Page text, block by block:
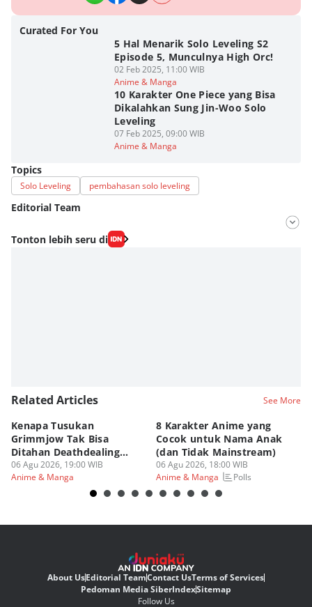
Curated For You
5 Hal Menarik Solo Leveling S2
Episode 5, Munculnya High Orc!
02 Feb 2025, 11:00 WIB
Anime & Manga
10 Karakter One Piece yang Bisa
Dikalahkan Sung Jin-Woo Solo
Leveling
07 Feb 2025, 09:00 WIB
Anime & Manga
Topics
Solo Leveling pembahasan solo leveling
Editorial Team
Editor
Fahrul Razi Uni Nurullah
Tonton lebih seru di
Related Articles See More
Kenapa Tusukan
Grimmjow Tak Bisa
Ditahan Deathdealing
Askin Bleach?
06 Agu 2026, 19:00 WIB
Anime & Manga
8 Karakter Anime yang
Cocok untuk Nama Anak
(dan Tidak Mainstream)
06 Agu 2026, 18:00 WIB
Anime & Manga
Polls
About UsEditorial TeamContact UsTerms of Services
Pedoman Media SiberIndexSitemap
Follow Us